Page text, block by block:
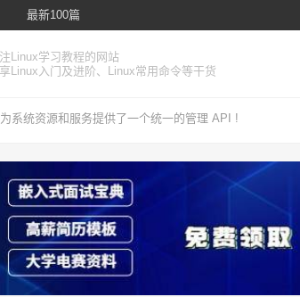
最新100篇
Linux学习教程的网站
Linux入门及进阶、Linux常用命令等干货
系统资源和服务提供了一个统一的管理 API !